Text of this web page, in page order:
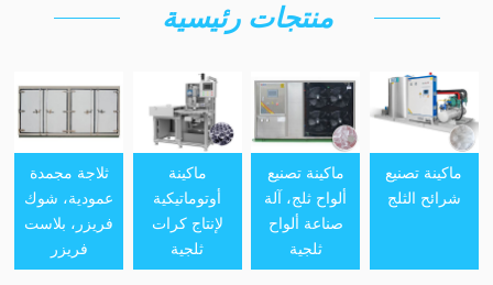
منتجات رئيسية
ماكينة تصنيع
شرائح الثلج
ماكينة تصنيع
ألواح ثلج، آلة
صناعة ألواح
ثلجية
ماكينة
أوتوماتيكية
لإنتاج كرات
ثلجية
ثلاجة مجمدة
عمودية، شوك
فريزر، بلاست
فريزر